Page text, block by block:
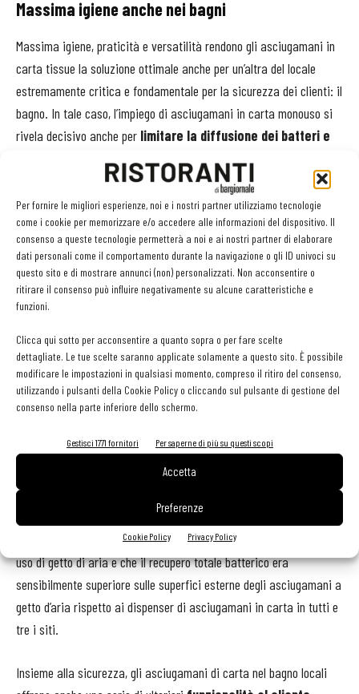
Per fornire le migliori esperienze, noi e i nostri partner utilizziamo tecnologie
come i cookie per memorizzare e/o accedere alle informazioni del dispositivo. Il
consenso a queste tecnologie permetterà a noi e ai nostri partner di elaborare
dati personali come il comportamento durante la navigazione o gli ID univoci su
questo sito e di mostrare annunci (non) personalizzati. Non acconsentire o
ritirare il consenso può influire negativamente su alcune caratteristiche e
funzioni.
Clicca qui sotto per acconsentire a quanto sopra o per fare scelte
dettagliate. Le tue scelte saranno applicate solamente a questo sito. È possibile
modificare le impostazioni in qualsiasi momento, compreso il ritiro del consenso,
utilizzando i pulsanti della Cookie Policy o cliccando sul pulsante di gestione del
consenso nella parte inferiore dello schermo.
Gestisci 1771 fornitori Per saperne di più su questi scopi
Accetta
Preferenze
Cookie Policy Privacy Policy
Massima igiene anche nei bagni
Massima igiene, praticità e versatilità rendono gli asciugamani in
carta tissue la soluzione ottimale anche per un’altra del locale
estremamente critica e fondamentale per la sicurezza dei clienti: il
bagno. In tale caso, l’impiego di asciugamani in carta monouso si
rivela decisivo anche per limitare la diffusione dei batteri e
confermarlo uno studio realizzato nel 2018 dal professor Mark
Wilcox dell’Università di Leeds e dagli ospedali universitari di
Leeds, condotto in Francia, Italia e nel Regno Unito, che ha
analizzato la portata della contaminazione ambientale neibagni
di tre ospedali, uno per Paese, da parte di potenziali
agenti patogeni batterici in base al metodo di
asciugatura delle mani
dunque, in ambienti particolarmente severi, in quanto negli ospedali
possono diffondersi anche batteri resistenti agli antibiotici. Dopo
una campagna di 12 settimane, durante la quale sono state
condotte 120 sessioni di campionamento in totale per ciascuno dei
disponibili asciugamani in carta come metodo per
asciugare le mani dopo averle lavate erano quelli meno
contaminati
contaminazione batterica era inferiore nei bagni dove si
utilizzavano asciugamani in carta rispetto a quelli che facevano
uso di getto di aria e che il recupero totale batterico era
sensibilmente superiore sulle superfici esterne degli asciugamani a
getto d’aria rispetto ai dispenser di asciugamani in carta in tutti e
tre i siti.
Insieme alla sicurezza, gli asciugamani di carta nel bagno locali